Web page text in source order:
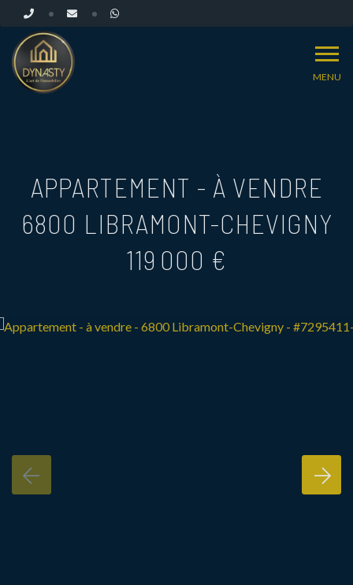
MENU
APPARTEMENT - À VENDRE
6800 LIBRAMONT-CHEVIGNY
119 000 €